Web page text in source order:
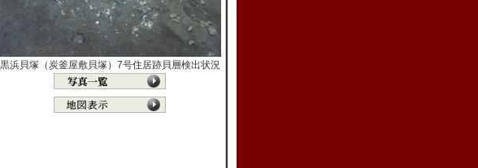
黒浜貝塚（炭釜屋敷貝塚）7号住居跡貝層検出状況